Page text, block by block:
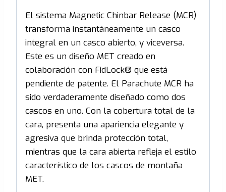
El sistema Magnetic Chinbar Release (MCR)
transforma instantáneamente un casco
integral en un casco abierto, y viceversa.
Este es un diseño MET creado en
colaboración con FidLock® que está
pendiente de patente. El Parachute MCR ha
sido verdaderamente diseñado como dos
cascos en uno. Con la cobertura total de la
cara, presenta una apariencia elegante y
agresiva que brinda protección total,
mientras que la cara abierta refleja el estilo
característico de los cascos de montaña
MET.